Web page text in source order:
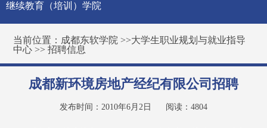
继续教育（培训）学院
当前位置： 成都东软学院 >>大学生职业规划与就业指导
中心 >>招聘信息
成都新环境房地产经纪有限公司招聘
发布时间：2010年6月2日 阅读： 4804